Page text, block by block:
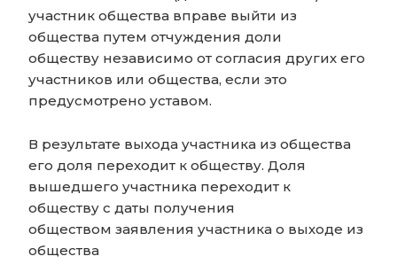
участник общества вправе выйти из
общества путем отчуждения доли
обществу независимо от согласия других его
участников или общества, если это
предусмотрено уставом.
В результате выхода участника из общества
его доля переходит к обществу. Доля
вышедшего участника переходит к
обществу с даты получения
обществом заявления участника о выходе из
общества